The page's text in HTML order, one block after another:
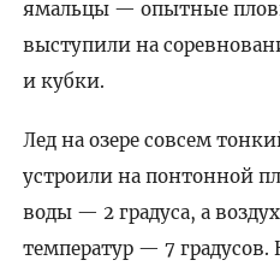
ямальцы — опытные
выступили на
и кубки.
Лед на озере совсем
устроили на понтонной
воды — 2 градуса, а
температур — 7